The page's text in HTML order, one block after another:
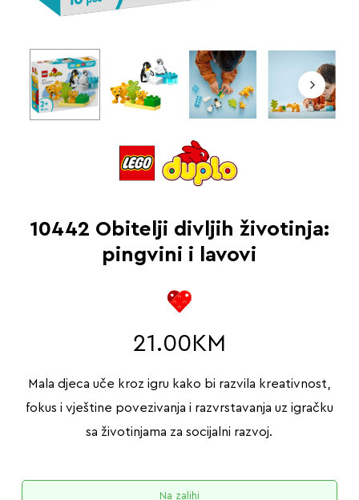
10442 Obitelji divljih životinja:
pingvini i lavovi
21.00 KM
Mala djeca uče kroz igru kako bi razvila kreativnost,
fokus i vještine povezivanja i razvrstavanja uz igračku
sa životinjama za socijalni razvoj.
Na zalihi